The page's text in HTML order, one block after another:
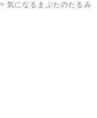
気になるまぶたのたるみ